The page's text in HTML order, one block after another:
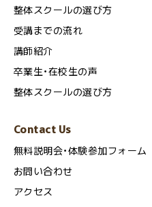
整体スクールの選び方
受講までの流れ
講師紹介
卒業生・在校生の声
整体スクールの選び方
Contact Us
無料説明会・体験参加フォーム
お問い合わせ
アクセス